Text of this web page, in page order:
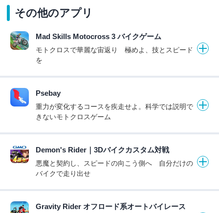
その他のアプリ
Mad Skills Motocross 3 バイクゲーム
モトクロスで華麗な宙返り 極めよ、技とスピード
を
Psebay
重力が変化するコースを疾走せよ。科学では説明で
きないモトクロスゲーム
Demon's Rider｜3Dバイクカスタム対戦
悪魔と契約し、スピードの向こう側へ 自分だけの
バイクで走り出せ
Gravity Rider オフロード系オートバイレース